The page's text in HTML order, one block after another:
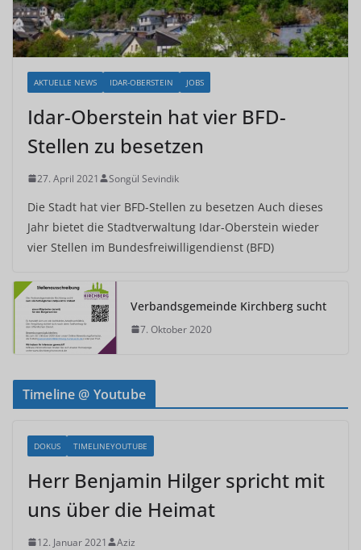
AKTUELLE NEWS IDAR-OBERSTEIN JOBS
Idar-Oberstein hat vier BFD-
Stellen zu besetzen
27. April 2021 Songül Sevindik
Die Stadt hat vier BFD-Stellen zu besetzen Auch dieses
Jahr bietet die Stadtverwaltung Idar-Oberstein wieder
vier Stellen im Bundesfreiwilligendienst (BFD)
Verbandsgemeinde Kirchberg sucht
7. Oktober 2020
Timeline @ Youtube
DOKUS TIMELINEYOUTUBE
Herr Benjamin Hilger spricht mit
uns über die Heimat
12. Januar 2021 Aziz